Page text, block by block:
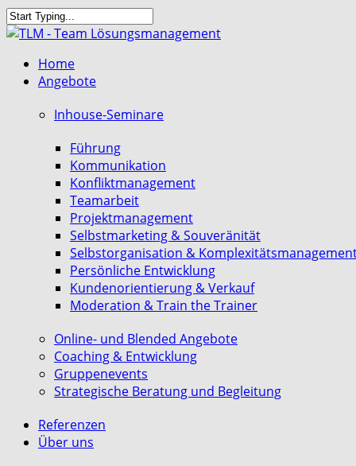
Skip
to
content
Close
search
MenuHome
Angebote
Inhouse-Seminare
Führung
Kommunikation
Konfliktmanagement
Teamarbeit
Projektmanagement
Selbstmarketing & Souveränität
Selbstorganisation &
Persönliche Entwicklung
Kundenorientierung & Verkauf
Moderation & Train the Trainer
Online- und Blended Angebote
Coaching & Entwicklung
Gruppenevents
Strategische Beratung und Begleitung
Referenzen
Über uns